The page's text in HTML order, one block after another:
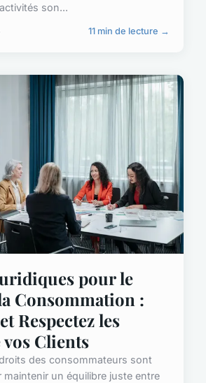
son...
11 min de lecture →
pour le
Consommation :
Respectez les
Clients
des consommateurs sont
maintenir un équilibre juste entre